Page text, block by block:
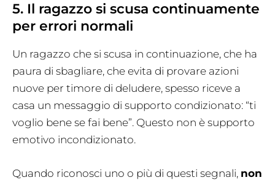
5. Il ragazzo si scusa continuamente
per errori normali
Un ragazzo che si scusa in continuazione, che ha
paura di sbagliare, che evita di provare azioni
nuove per timore di deludere, spesso riceve a
casa un messaggio di supporto condizionato: “ti
voglio bene se fai bene”. Questo non è supporto
emotivo incondizionato.
Quando riconosci uno o più di questi segnali, non